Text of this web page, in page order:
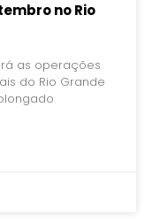
no Rio
as operações
do Rio Grande